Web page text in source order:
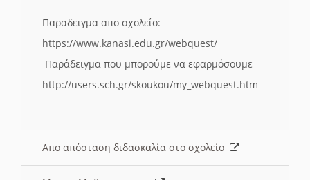
Παραδειγμα απο σχολείο:
https://www.kanasi.edu.gr/webquest/
Παράδειγμα που μπορούμε να εφαρμόσουμε
http://users.sch.gr/skoukou/my_webquest.htm
Απο απόσταση διδασκαλία στο σχολείο